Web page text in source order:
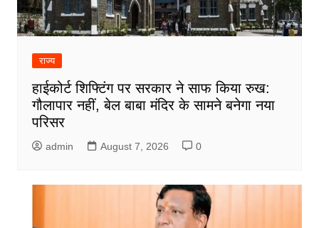
राज्य
हाईकोर्ट शिफ्टिंग पर सरकार ने साफ किया रुख:
गौलापार नहीं, बेल बाबा मंदिर के सामने बनेगा नया
परिसर
admin August 7, 2026 0